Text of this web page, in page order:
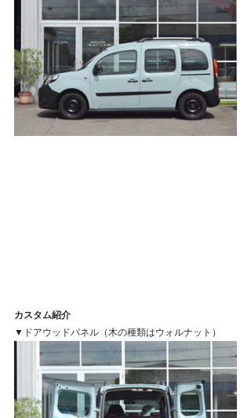
カスタム紹介
▼ドアウッドパネル（木の種類はウォルナット）